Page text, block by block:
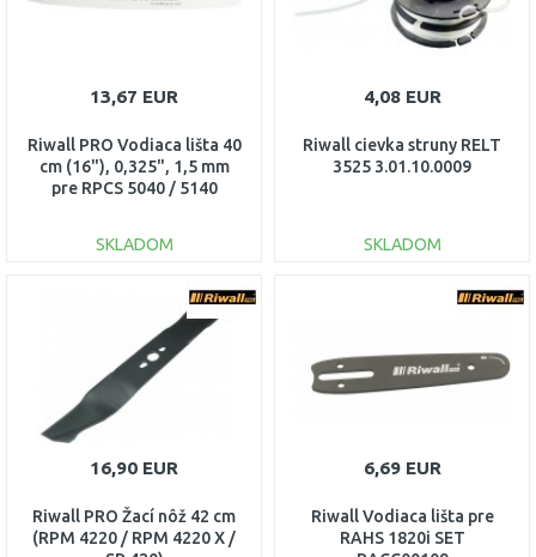
13,67 EUR
Riwall PRO Vodiaca lišta 40
cm (16"), 0,325", 1,5 mm
pre RPCS 5040 / 5140
SKLADOM
DO KOŠÍKA
Porovnať
4,08 EUR
Riwall cievka struny RELT
3525 3.01.10.0009
SKLADOM
DO KOŠÍKA
16,90 EUR
Riwall PRO Žací nôž 42 cm
(RPM 4220 / RPM 4220 X /
6,69 EUR
Riwall Vodiaca lišta pre
RAHS 1820i SET